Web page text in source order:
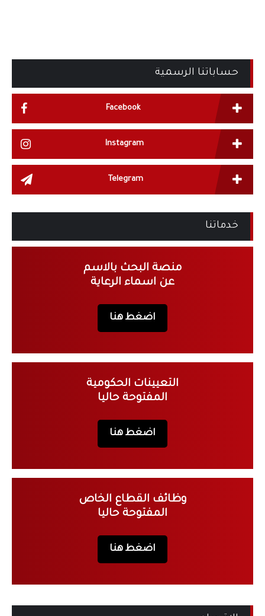
حساباتنا الرسمية
Facebook
Instagram
Telegram
خدماتنا
منصة البحث بالاسم
عن اسماء الرعاية
اضغط هنا
التعيينات الحكومية
المفتوحة حاليا
اضغط هنا
وظائف القطاع الخاص
المفتوحة حاليا
اضغط هنا